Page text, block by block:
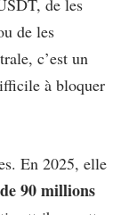
de les
de les
c’est un
à bloquer
En 2025, elle
90 millions